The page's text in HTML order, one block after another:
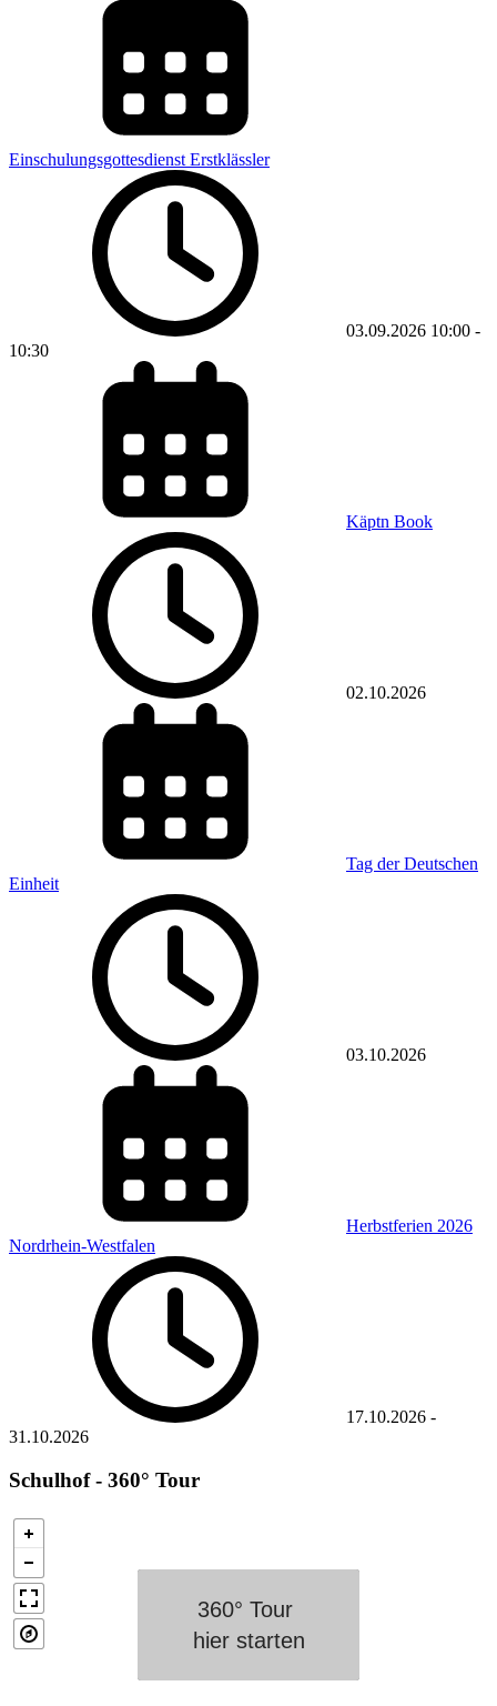
Einschulungsgottesdienst Erstklässler
03.09.2026 10:00 -
10:30
Käptn Book
02.10.2026
Tag der Deutschen
Einheit
03.10.2026
Herbstferien 2026
Nordrhein-Westfalen
17.10.2026 -
31.10.2026
Schulhof - 360° Tour
Load
Panorama